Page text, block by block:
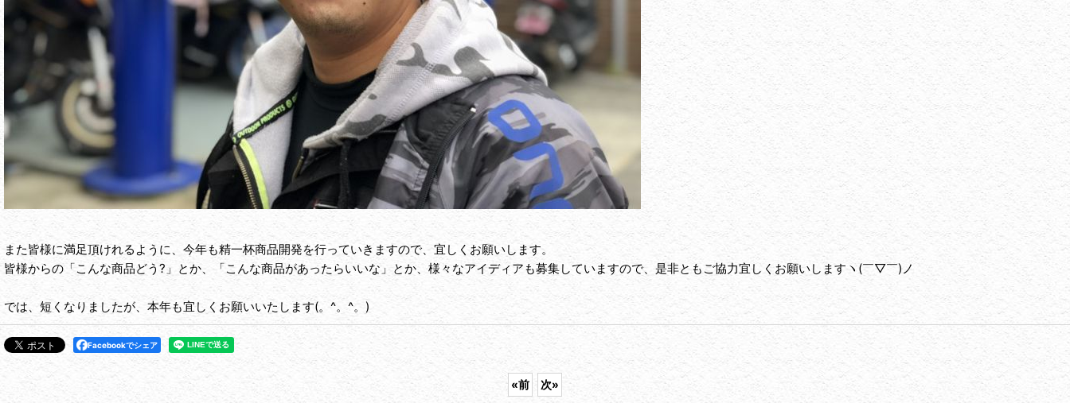
また皆様に満足頂けれるように、今年も精一杯商品開発を行っていきますので、宜しくお願いします。
皆様からの「こんな商品どう?」とか、「こんな商品があったらいいな」とか、様々なアイディアも募集していますので、是非ともご協力宜しくお願いしますヽ(￣▽￣)ノ
では、短くなりましたが、本年も宜しくお願いいたします(。^。^。)
Facebookでシェア
«前 次»